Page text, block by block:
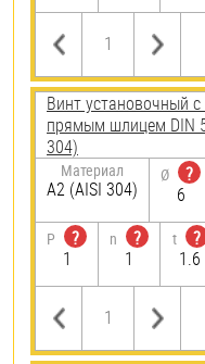
Винт установочный
прямым шлицем DIN
304)
Материал
А2 (AISI 304)
Ø
?
6
P
?
1
n
?
1
t
?
1.6